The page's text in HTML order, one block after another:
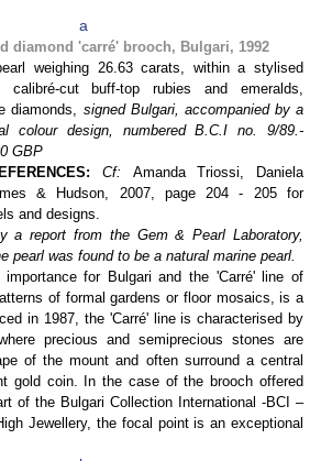
diamond 'carré' brooch, Bulgari, 1992
weighing 26.63 carats, within a stylised
cut buff-top rubies and emeralds,
diamonds, signed Bulgari, accompanied by a
colour design, numbered B.C.I no. 9/89.-
GBP
Cf: Amanda Triossi, Daniela
& Hudson, 2007, page 204 - 205 for
and designs.
a report from the Gem & Pearl Laboratory,
pearl was found to be a natural marine pearl.
for Bulgari and the 'Carré' line of
of formal gardens or floor mosaics, is a
in 1987, the 'Carré' line is characterised by
precious and semiprecious stones are
of the mount and often surround a central
gold coin. In the case of the brooch offered
of the Bulgari Collection International -BCI –
Jewellery, the focal point is an exceptional